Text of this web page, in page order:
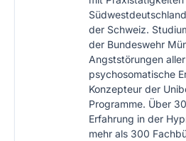
der Schweiz.
der Bundeswehr
Angststörungen
psychosomatische
Konzepteur der
Programme. Über
Erfahrung in der
mehr als 300